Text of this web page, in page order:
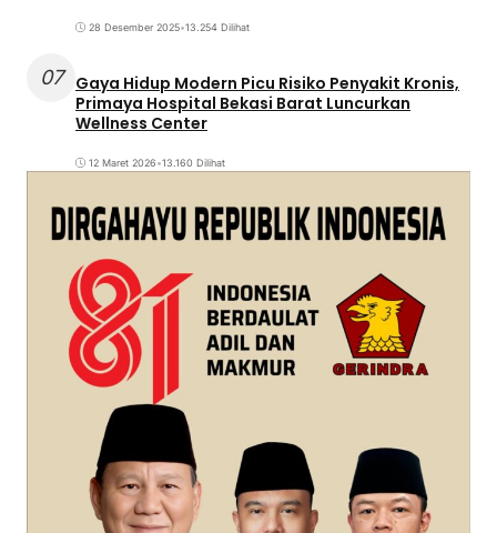
28 Desember 2025•13.254 Dilihat
07
Gaya Hidup Modern Picu Risiko Penyakit Kronis,
Primaya Hospital Bekasi Barat Luncurkan
Wellness Center
12 Maret 2026•13.160 Dilihat